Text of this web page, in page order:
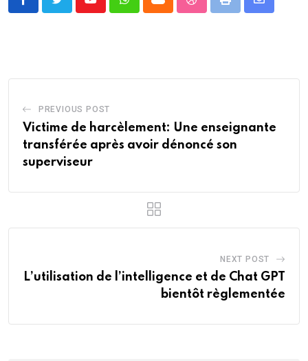
YoutubeWhatsappCloud StumbleUpon
Print
Share
PREVIOUS POST
Victime de harcèlement: Une enseignante
transférée après avoir dénoncé son
superviseur
NEXT POST
L’utilisation de l’intelligence et de Chat GPT
bientôt règlementée